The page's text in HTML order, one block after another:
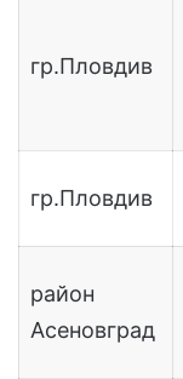
гр.Пловдив
гр.Пловдив
район
Асеновград